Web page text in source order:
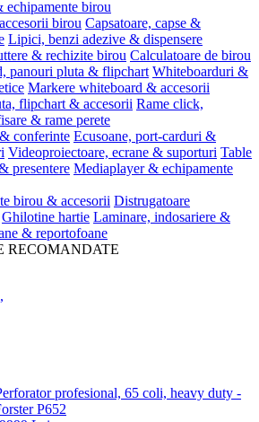
birou
birou Capsatoare, capse &
Lipici, benzi adezive & dispensere
& rechizite birou Calculatoare de birou
panouri pluta & flipchart Whiteboarduri &
Markere whiteboard & accesorii
flipchart & accesorii Rame click,
& rame perete
conferinte Ecusoane, port-carduri &
Videoproiectoare, ecrane & suporturi Table
presentere Mediaplayer & echipamente
birou & accesorii Distrugatoare
Ghilotine hartie Laminare, indosariere &
& reportofoane
RECOMANDATE
profesional, 65 coli, heavy duty -
P652